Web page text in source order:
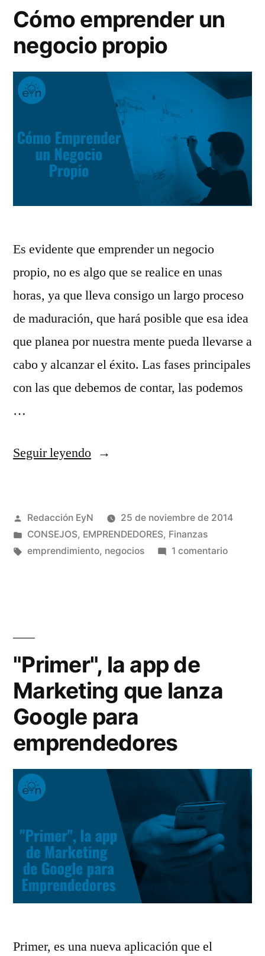
Cómo emprender un
negocio propio
Es evidente que emprender un negocio
propio, no es algo que se realice en unas
horas, ya que lleva consigo un largo proceso
de maduración, que hará posible que esa idea
que planea por nuestra mente pueda llevarse a
cabo y alcanzar el éxito. Las fases principales
con las que debemos de contar, las podemos
…
Seguir leyendo«Cómo
negocio
propio»
Publicado
por
Redacción EyN
25 de noviembre de 2014
Publicado
en
CONSEJOS, EMPRENDEDORES, Finanzas
Etiquetas:
emprendimiento, negocios 1 comentarioen
"Primer", la app de
Marketing que lanza
Google para
emprendedores
Primer, es una nueva aplicación que el